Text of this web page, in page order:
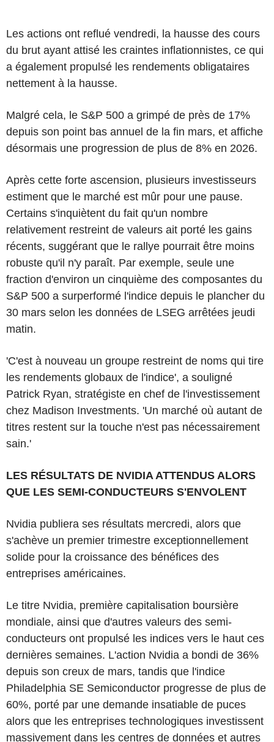
Les actions ont reflué vendredi, la hausse des cours
du brut ayant attisé les craintes inflationnistes, ce qui
a également propulsé les rendements obligataires
nettement à la hausse.
Malgré cela, le S&P 500 a grimpé de près de 17%
depuis son point bas annuel de la fin mars, et affiche
désormais une progression de plus de 8% en 2026.
Après cette forte ascension, plusieurs investisseurs
estiment que le marché est mûr pour une pause.
Certains s'inquiètent du fait qu'un nombre
relativement restreint de valeurs ait porté les gains
récents, suggérant que le rallye pourrait être moins
robuste qu'il n'y paraît. Par exemple, seule une
fraction d'environ un cinquième des composantes du
S&P 500 a surperformé l'indice depuis le plancher du
30 mars selon les données de LSEG arrêtées jeudi
matin.
'C'est à nouveau un groupe restreint de noms qui tire
les rendements globaux de l'indice', a souligné
Patrick Ryan, stratégiste en chef de l'investissement
chez Madison Investments. 'Un marché où autant de
titres restent sur la touche n'est pas nécessairement
sain.'
LES RÉSULTATS DE NVIDIA ATTENDUS ALORS
QUE LES SEMI-CONDUCTEURS S'ENVOLENT
Nvidia publiera ses résultats mercredi, alors que
s'achève un premier trimestre exceptionnellement
solide pour la croissance des bénéfices des
entreprises américaines.
Le titre Nvidia, première capitalisation boursière
mondiale, ainsi que d'autres valeurs des semi-
conducteurs ont propulsé les indices vers le haut ces
dernières semaines. L'action Nvidia a bondi de 36%
depuis son creux de mars, tandis que l'indice
Philadelphia SE Semiconductor progresse de plus de
60%, porté par une demande insatiable de puces
alors que les entreprises technologiques investissent
massivement dans les centres de données et autres